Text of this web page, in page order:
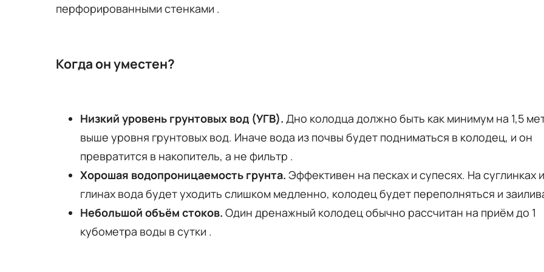
перфорированными стенками .
Когда он уместен?
Низкий уровень грунтовых вод (УГВ). Дно колодца должно быть как минимум на 1,5
выше уровня грунтовых вод. Иначе вода из почвы будет подниматься в колодец, и он
превратится в накопитель, а не фильтр .
Хорошая водопроницаемость грунта. Эффективен на песках и супесях. На суглинках и
глинах вода будет уходить слишком медленно, колодец будет переполняться и
Небольшой объём стоков. Один дренажный колодец обычно рассчитан на приём до 1
кубометра воды в сутки .